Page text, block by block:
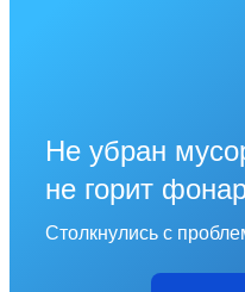
Не убран
не горит
Столкнулись с